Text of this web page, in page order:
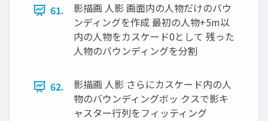
61.
影描画 人影 画面内の人物だけのバウ
ンディングを作成 最初の人物+5m以
内の人物をカスケード0として 残った
人物のバウンディングを分割
62.
影描画 人影 さらにカスケード内の人
物のバウンディングボッ クスで影キ
ャスター行列をフィッティング